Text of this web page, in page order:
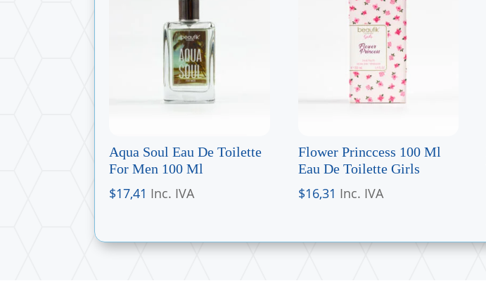
Aqua Soul Eau De Toilette
For Men 100 Ml
$17,41 Inc. IVA
Flower Princcess 100 Ml
Eau De Toilette Girls
$16,31 Inc. IVA